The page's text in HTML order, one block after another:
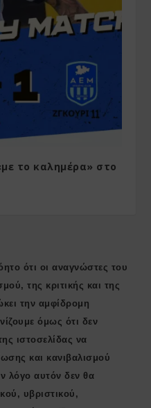
το καλημέρα» στο
ότι οι αναγνώστες του
της κριτικής και της
την αμφίδρομη
όμως ότι δεν
ιστοσελίδας να
και κανιβαλισμού
λόγο αυτόν δεν θα
υβριστικού,